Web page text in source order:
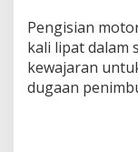
Pengisian
kali lipat dalam
kewajaran
dugaan